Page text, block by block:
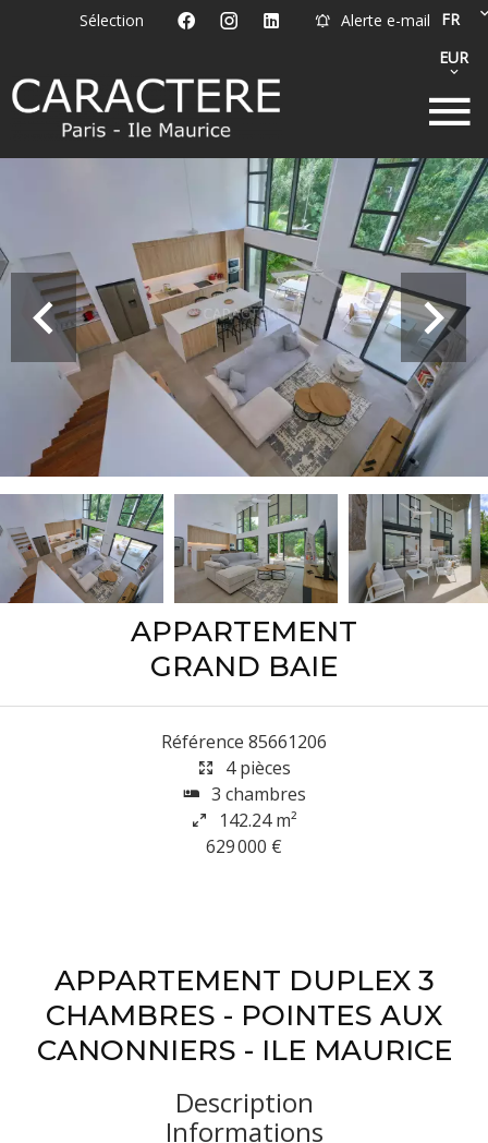
Sélection Alerte e-mail
FR
EUR
APPARTEMENT
GRAND BAIE
Référence 85661206
4 pièces
3 chambres
142.24m²
629 000 €
APPARTEMENT DUPLEX 3
CHAMBRES - POINTES AUX
CANONNIERS - ILE MAURICE
Description
Informations